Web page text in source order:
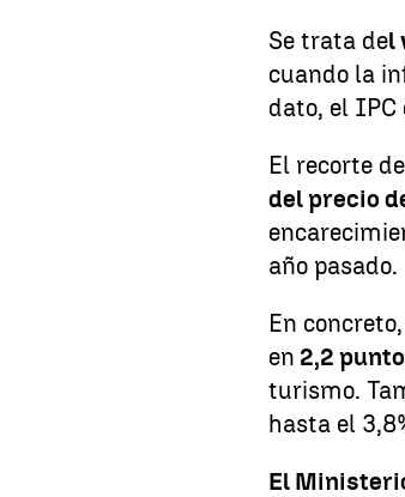
Se trata del
cuando la
dato, el IPC
El recorte
del precio
año pasado.
En
en 2,2
turismo.
hasta el
El